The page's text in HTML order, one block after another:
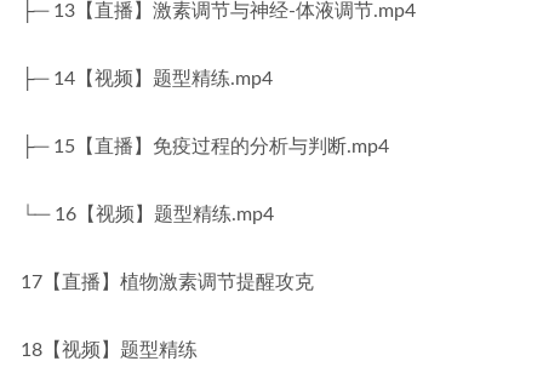
├─ 13【直播】激素调节与神经-体液调节.mp4
├─ 14【视频】题型精练.mp4
├─ 15【直播】免疫过程的分析与判断.mp4
└─ 16【视频】题型精练.mp4
17【直播】植物激素调节提醒攻克
18【视频】题型精练